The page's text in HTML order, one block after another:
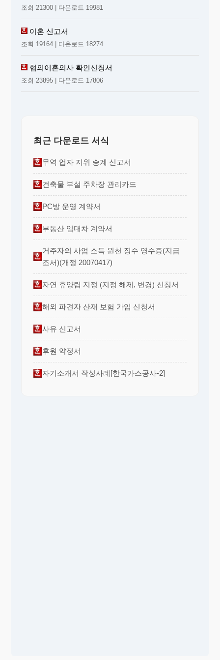
조회 21300 | 다운로드 19981
이혼 신고서
조회 19164 | 다운로드 18274
협의이혼의사 확인신청서
조회 23895 | 다운로드 17806
최근 다운로드 서식
무역 업자 지위 승계 신고서
건축물 부설 주차장 관리카드
PC방 운영 계약서
부동산 임대차 계약서
거주자의 사업 소득 원천 징수 영수증(지급
조서)(개정 20070417)
자연 휴양림 지정 (지정 해제, 변경) 신청서
해외 파견자 산재 보험 가입 신청서
사유 신고서
후원 약정서
자기소개서 작성사례[한국가스공사-2]